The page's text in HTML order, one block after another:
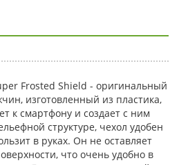
Frosted Shield - оригинальный
изготовленный из пластика,
к смартфону и создает с ним
структуре, чехол удобен
в руках. Он не оставляет
что очень удобно в